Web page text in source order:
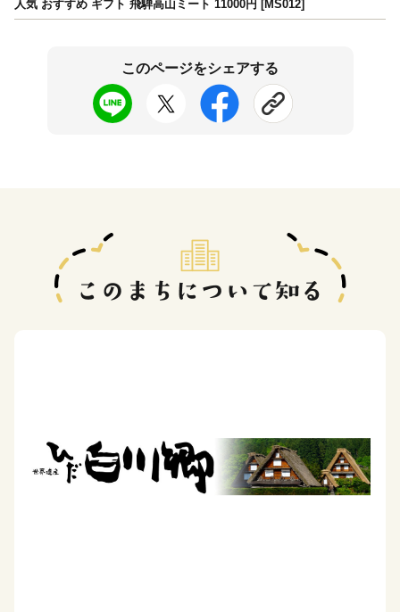
人気 おすすめ ギフト 飛騨高山ミート 11000円 [MS012]
このページをシェアする